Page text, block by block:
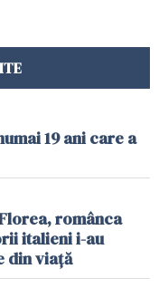
19 ani care a
românca
italieni i-au
din viață